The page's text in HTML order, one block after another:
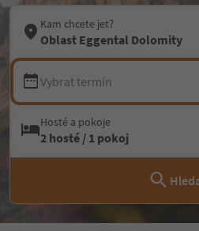
Kam chcete jet?
Oblast Eggental Dolomity
Vybrat termín
Hosté a pokoje
2 hosté / 1 pokoj